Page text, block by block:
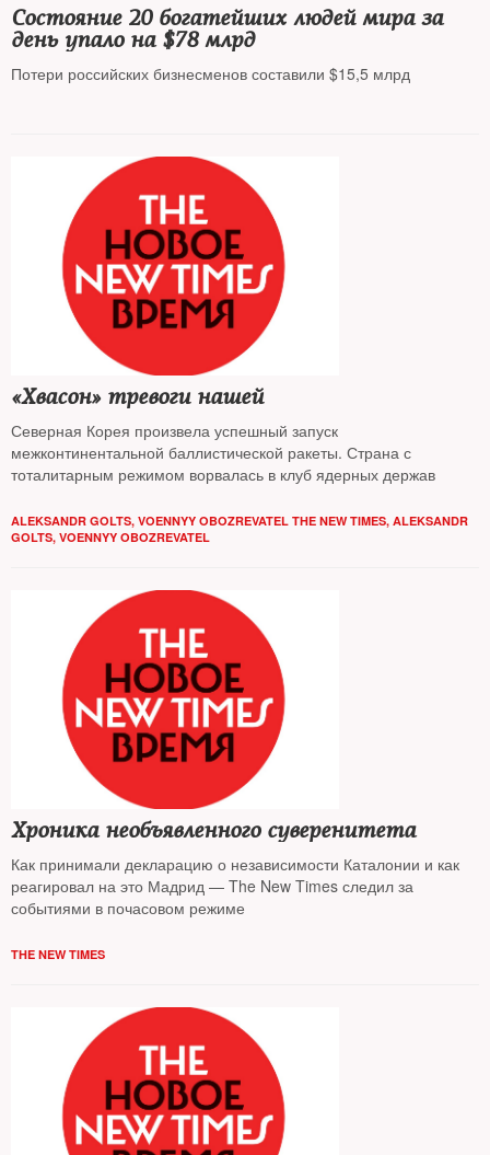
Состояние 20 богатейших людей мира за
день упало на $78 млрд
Потери российских бизнесменов составили $15,5 млрд
«Хвасон» тревоги нашей
Северная Корея произвела успешный запуск
межконтинентальной баллистической ракеты. Страна с
тоталитарным режимом ворвалась в клуб ядерных держав
ALEKSANDR GOLTS, VOENNYY OBOZREVATEL THE NEW TIMES, ALEKSANDR
GOLTS, VOENNYY OBOZREVATEL
Хроника необъявленного суверенитета
Как принимали декларацию о независимости Каталонии и как
реагировал на это Мадрид — The New Times следил за
событиями в почасовом режиме
THE NEW TIMES